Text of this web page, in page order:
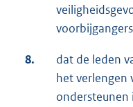
8.
dat de leden
het verlengen
ondersteunen